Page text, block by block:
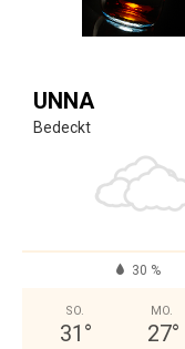
UNNA
Bedeckt
30 %
SO.
31 °
MO.
27°